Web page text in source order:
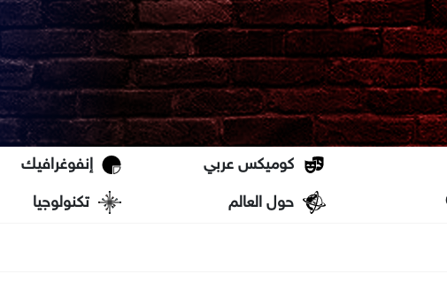
كوميكس عربي
إنفوغرافيك
حول العالم تكنولوجيا